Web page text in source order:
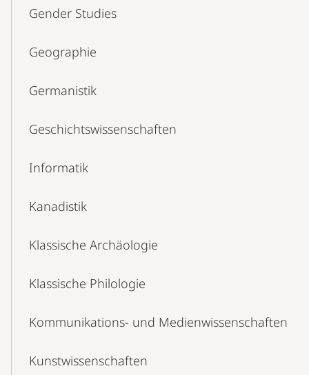
Gender Studies
Geographie
Germanistik
Geschichtswissenschaften
Informatik
Kanadistik
Klassische Archäologie
Klassische Philologie
Kommunikations- und Medienwissenschaften
Kunstwissenschaften